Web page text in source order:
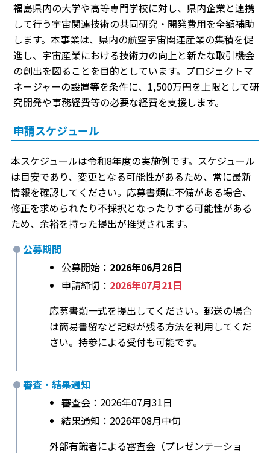
福島県内の大学や高等専門学校に対し、県内企業と連携
して行う宇宙関連技術の共同研究・開発費用を全額補助
します。本事業は、県内の航空宇宙関連産業の集積を促
進し、宇宙産業における技術力の向上と新たな取引機会
の創出を図ることを目的としています。プロジェクトマ
ネージャーの設置等を条件に、1,500万円を上限として研
究開発や事務経費等の必要な経費を支援します。
申請スケジュール
本スケジュールは令和8年度の実施例です。スケジュール
は目安であり、変更となる可能性があるため、常に最新
情報を確認してください。応募書類に不備がある場合、
修正を求められたり不採択となったりする可能性がある
ため、余裕を持った提出が推奨されます。
公募期間
公募開始： 2026年06月26日
申請締切： 2026年07月21日
応募書類一式を提出してください。郵送の場合
は簡易書留など記録が残る方法を利用してくだ
さい。持参による受付も可能です。
審査・結果通知
審査会：2026年07月31日
結果通知：2026年08月中旬
外部有識者による審査会（プレゼンテーショ